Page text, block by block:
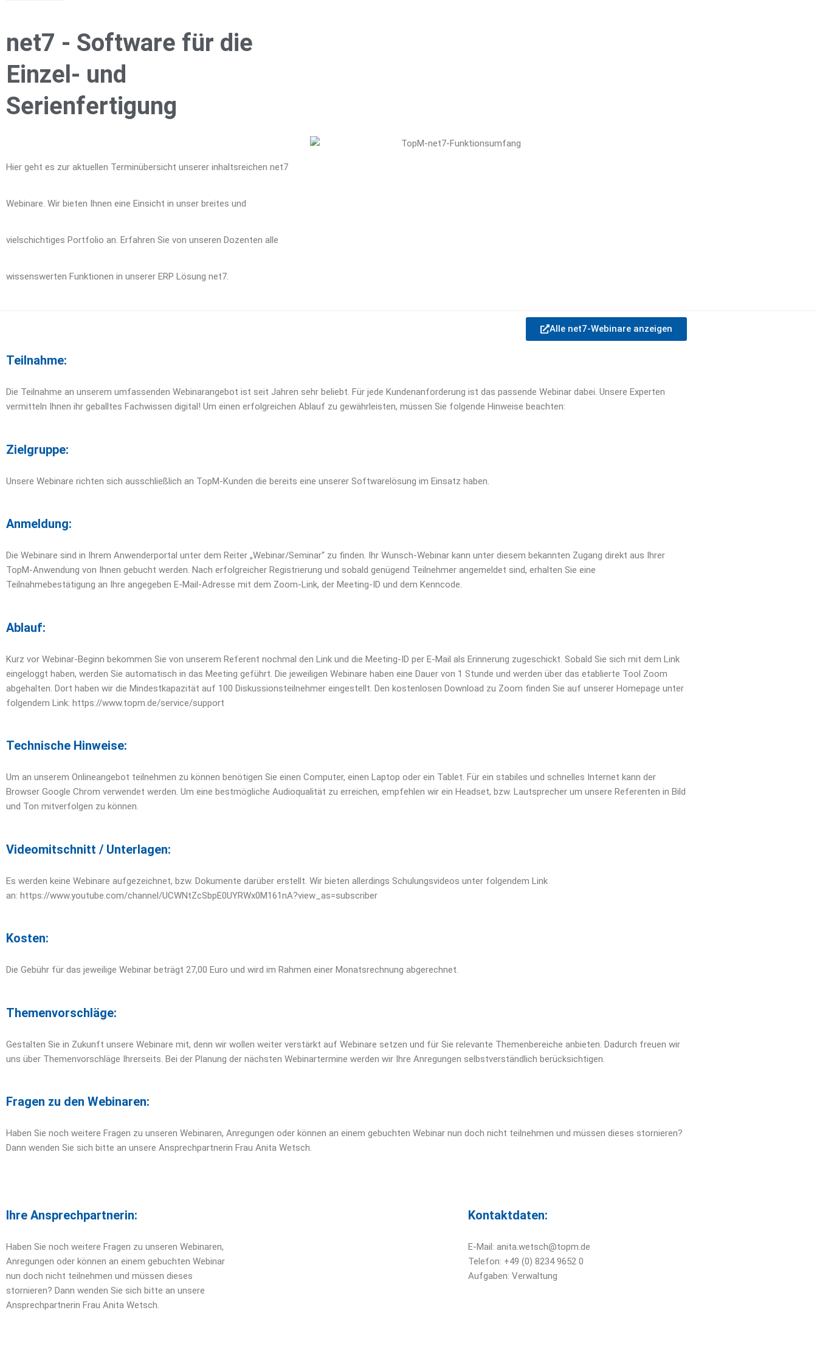
net7 - Software für die
Einzel- und
Serienfertigung
Hier geht es zur aktuellen Terminübersicht unserer inhaltsreichen net7
Webinare. Wir bieten Ihnen eine Einsicht in unser breites und
vielschichtiges Portfolio an. Erfahren Sie von unseren Dozenten alle
wissenswerten Funktionen in unserer ERP Lösung net7.
Alle net7-Webinare anzeigen
Teilnahme:
Die Teilnahme an unserem umfassenden Webinarangebot ist seit Jahren sehr beliebt. Für jede Kundenanforderung ist das passende Webinar dabei. Unsere Experten
vermitteln Ihnen ihr geballtes Fachwissen digital! Um einen erfolgreichen Ablauf zu gewährleisten, müssen Sie folgende Hinweise beachten:
Zielgruppe:
Unsere Webinare richten sich ausschließlich an TopM-Kunden die bereits eine unserer Softwarelösung im Einsatz haben.
Anmeldung:
Die Webinare sind in Ihrem Anwenderportal unter dem Reiter „Webinar/Seminar“ zu finden. Ihr Wunsch-Webinar kann unter diesem bekannten Zugang direkt aus Ihrer
TopM-Anwendung von Ihnen gebucht werden. Nach erfolgreicher Registrierung und sobald genügend Teilnehmer angemeldet sind, erhalten Sie eine
Teilnahmebestätigung an Ihre angegeben E-Mail-Adresse mit dem Zoom-Link, der Meeting-ID und dem Kenncode.
Ablauf:
Kurz vor Webinar-Beginn bekommen Sie von unserem Referent nochmal den Link und die Meeting-ID per E-Mail als Erinnerung zugeschickt. Sobald Sie sich mit dem Link
eingeloggt haben, werden Sie automatisch in das Meeting geführt. Die jeweiligen Webinare haben eine Dauer von 1 Stunde und werden über das etablierte Tool Zoom
abgehalten. Dort haben wir die Mindestkapazität auf 100 Diskussionsteilnehmer eingestellt. Den kostenlosen Download zu Zoom finden Sie auf unserer Homepage unter
folgendem Link: https://www.topm.de/service/support
Technische Hinweise:
Um an unserem Onlineangebot teilnehmen zu können benötigen Sie einen Computer, einen Laptop oder ein Tablet. Für ein stabiles und schnelles Internet kann der
Browser Google Chrom verwendet werden. Um eine bestmögliche Audioqualität zu erreichen, empfehlen wir ein Headset, bzw. Lautsprecher um unsere Referenten in Bild
und Ton mitverfolgen zu können.
Videomitschnitt / Unterlagen:
Es werden keine Webinare aufgezeichnet, bzw. Dokumente darüber erstellt. Wir bieten allerdings Schulungsvideos unter folgendem Link
an: https://www.youtube.com/channel/UCWNtZcSbpE0UYRWx0M161nA?view_as=subscriber
Kosten:
Die Gebühr für das jeweilige Webinar beträgt 27,00 Euro und wird im Rahmen einer Monatsrechnung abgerechnet.
Themenvorschläge:
Gestalten Sie in Zukunft unsere Webinare mit, denn wir wollen weiter verstärkt auf Webinare setzen und für Sie relevante Themenbereiche anbieten. Dadurch freuen wir
uns über Themenvorschläge Ihrerseits. Bei der Planung der nächsten Webinartermine werden wir Ihre Anregungen selbstverständlich berücksichtigen.
Fragen zu den Webinaren:
Haben Sie noch weitere Fragen zu unseren Webinaren, Anregungen oder können an einem gebuchten Webinar nun doch nicht teilnehmen und müssen dieses stornieren?
Dann wenden Sie sich bitte an unsere Ansprechpartnerin Frau Anita Wetsch.
Ihre Ansprechpartnerin:
Haben Sie noch weitere Fragen zu unseren Webinaren,
Anregungen oder können an einem gebuchten Webinar
nun doch nicht teilnehmen und müssen dieses
stornieren? Dann wenden Sie sich bitte an unsere
Ansprechpartnerin Frau Anita Wetsch.
Kontaktdaten:
E-Mail: anita.wetsch@topm.de
Telefon: +49 (0) 8234 9652 0
Aufgaben: Verwaltung